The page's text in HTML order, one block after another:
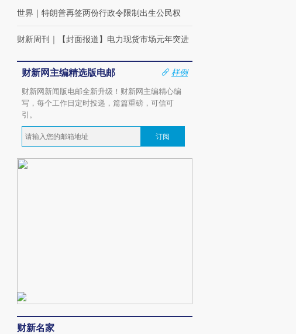
世界 ｜ 特朗普再签两份行政令限制出生公民权
财新周刊 ｜ 【封面报道】电力现货市场元年突进
财新网主编精选版电邮
样例
财新网新闻版电邮全新升级！财新网主编精心编
写，每个工作日定时投递，篇篇重磅，可信可
引。
订阅
财新名家